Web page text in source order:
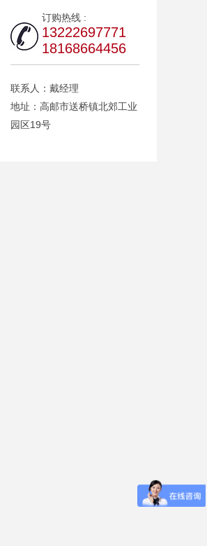
订购热线 :
13222697771
18168664456
联系人：戴经理
地址：高邮市送桥镇北郊工业
园区19号